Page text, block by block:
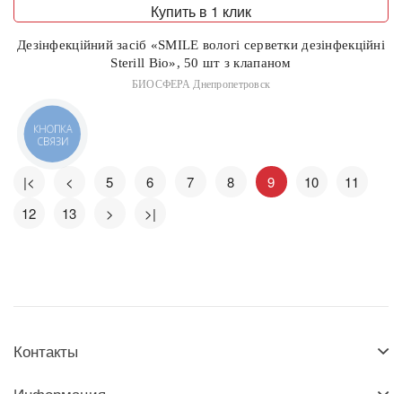
Купить в 1 клик
Дезінфекційний засіб «SMILE вологі серветки дезінфекційні
Sterill Bio», 50 шт з клапаном
БИОСФЕРА Днепропетровск
|< < 5 6 7 8 9 10
11
12
13 > >|
Контакты
КНОПКА
СВЯЗИ